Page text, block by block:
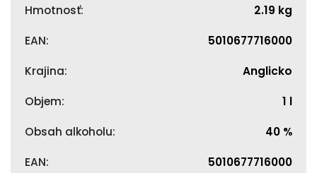
Hmotnosť: 2.19 kg
EAN: 5010677716000
Krajina: Anglicko
Objem: 1 l
Obsah alkoholu: 40 %
EAN: 5010677716000